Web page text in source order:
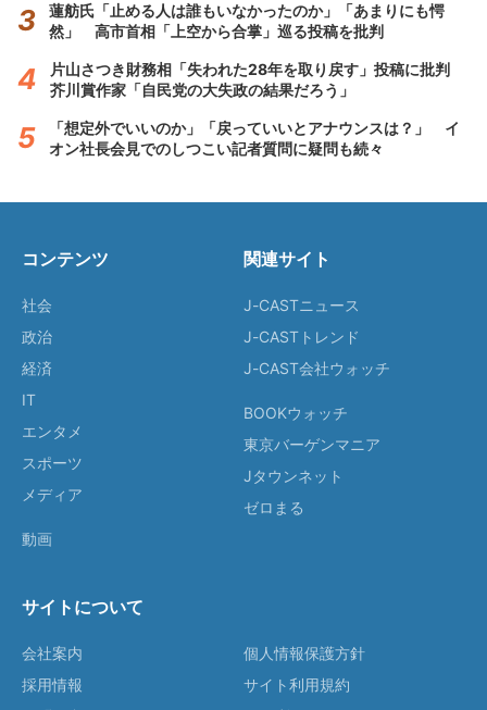
蓮舫氏「止める人は誰もいなかったのか」「あまりにも愕
然」 高市首相「上空から合掌」巡る投稿を批判
片山さつき財務相「失われた28年を取り戻す」投稿に批判
芥川賞作家「自民党の大失政の結果だろう」
「想定外でいいのか」「戻っていいとアナウンスは？」 イ
オン社長会見でのしつこい記者質問に疑問も続々
コンテンツ
社会
政治
経済
IT
エンタメ
スポーツ
メディア
動画
関連サイト
J-CASTニュース
J-CASTトレンド
J-CAST会社ウォッチ
BOOKウォッチ
東京バーゲンマニア
Jタウンネット
ゼロまる
サイトについて
会社案内
採用情報
個人情報保護方針
サイト利用規約